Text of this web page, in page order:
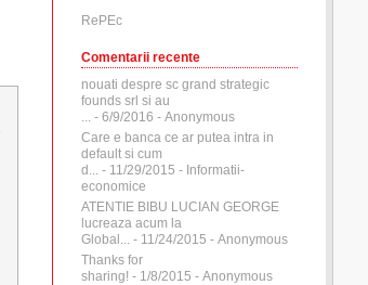
RePEc
Comentarii recente
nouati despre sc grand strategic
founds srl si au
... - 6/9/2016 - Anonymous
Care e banca ce ar putea intra in
default si cum
d... - 11/29/2015 - Informatii-
economice
ATENTIE BIBU LUCIAN GEORGE
lucreaza acum la
Global... - 11/24/2015 - Anonymous
Thanks for
sharing! - 1/8/2015 - Anonymous